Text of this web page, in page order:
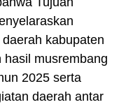
kabupaten
musrembang
2025 serta
daerah antar